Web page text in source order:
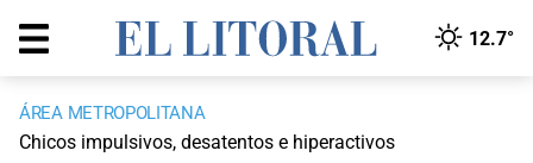
12.7°
ÁREA METROPOLITANA
Chicos impulsivos, desatentos e hiperactivos